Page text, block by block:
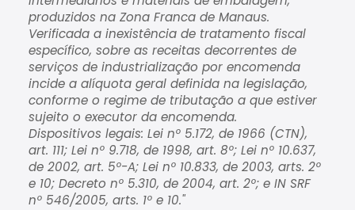
produzidos na Zona Franca de Manaus.
Verificada a inexistência de tratamento fiscal
específico, sobre as receitas decorrentes de
serviços de industrialização por encomenda
incide a alíquota geral definida na legislação,
conforme o regime de tributação a que estiver
sujeito o executor da encomenda.
Dispositivos legais: Lei nº 5.172, de 1966 (CTN),
art. 111; Lei nº 9.718, de 1998, art. 8º; Lei nº 10.637,
de 2002, art. 5º-A; Lei nº 10.833, de 2003, arts. 2º
e 10; Decreto nº 5.310, de 2004, art. 2º; e IN SRF
nº 546/2005, arts. 1º e 10."